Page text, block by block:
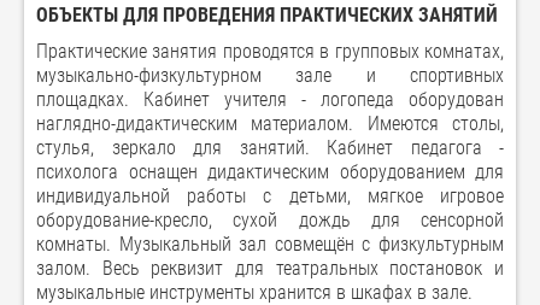
ОБЪЕКТЫ ДЛЯ ПРОВЕДЕНИЯ ПРАКТИЧЕСКИХ ЗАНЯТИЙ
Практические занятия проводятся в групповых комнатах,
музыкально-физкультурном зале и спортивных
площадках. Кабинет учителя - логопеда оборудован
наглядно-дидактическим материалом. Имеются столы,
стулья, зеркало для занятий. Кабинет педагога -
психолога оснащен дидактическим оборудованием для
индивидуальной работы с детьми, мягкое игровое
оборудование-кресло, сухой дождь для сенсорной
комнаты. Музыкальный зал совмещён с физкультурным
залом. Весь реквизит для театральных постановок и
музыкальные инструменты хранится в шкафах в зале.